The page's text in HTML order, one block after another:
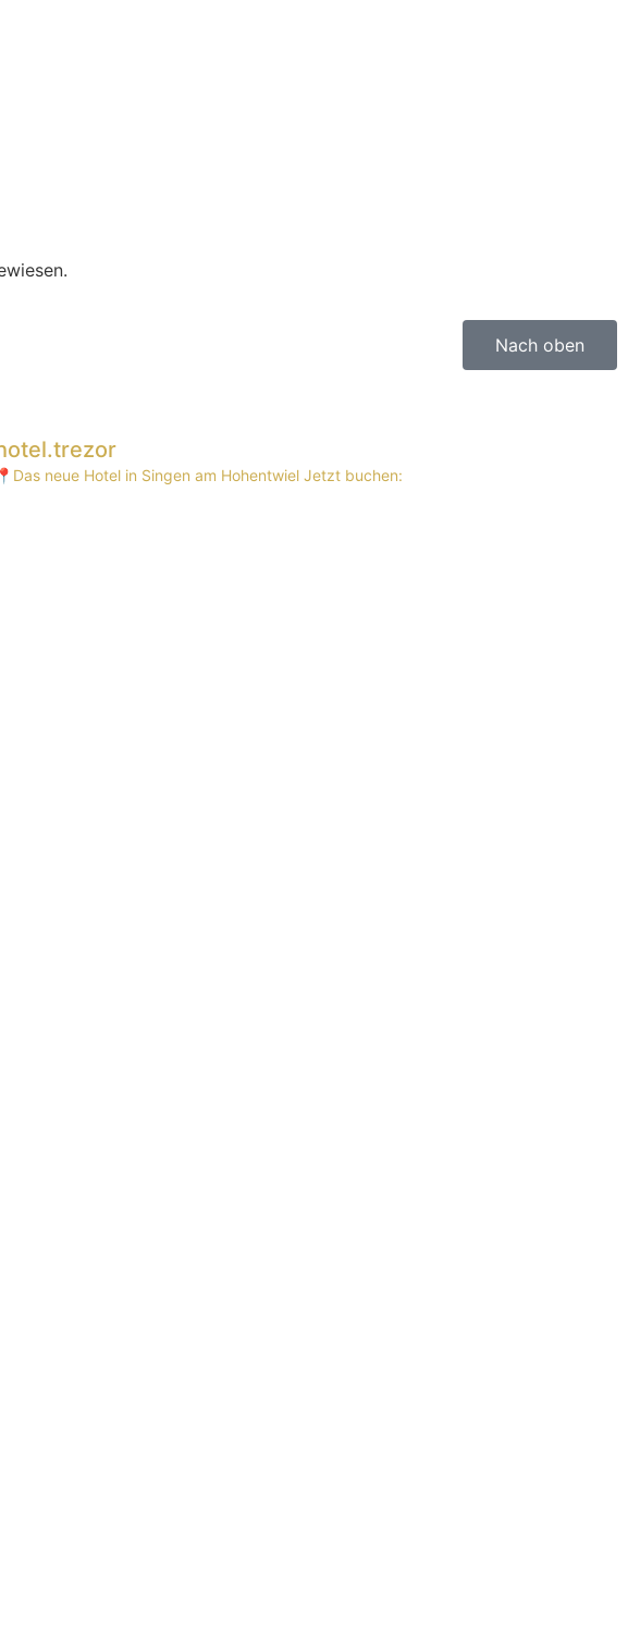
Nach oben
📍Das neue Hotel in Singen am Hohentwiel Jetzt buchen: